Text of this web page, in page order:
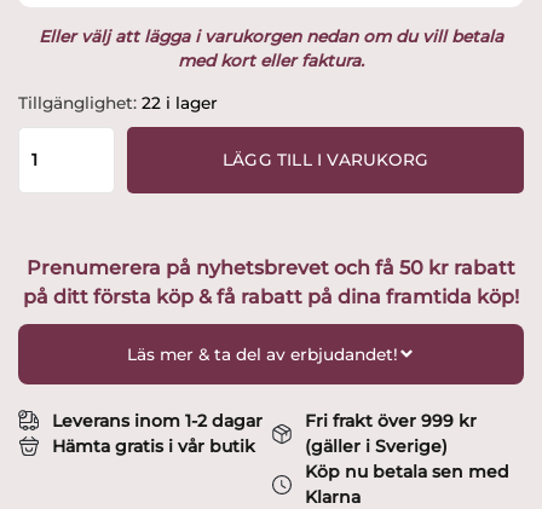
Eller välj att lägga i varukorgen nedan om du vill betala
med kort eller faktura.
Tillgänglighet: 22 i lager
Snöstjärna
Dubbelväggad
Glas
pack
LÄGG TILL I VARUKORG
Prenumerera på nyhetsbrevet och få 50 kr rabatt
på ditt första köp & få rabatt på dina framtida köp!
Läs mer & ta del av erbjudandet!
Leverans inom 1-2 dagar
Hämta gratis i vår butik
Fri frakt över 999 kr
(gäller i Sverige)
Köp nu betala sen med
Klarna